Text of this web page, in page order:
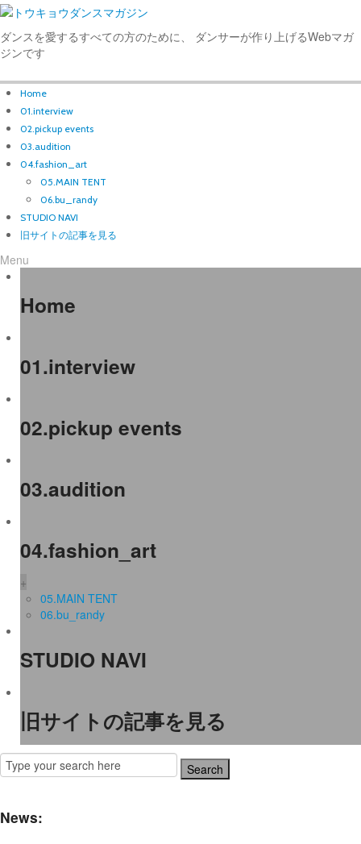
ダンスを愛するすべての方のために、 ダンサーが作り上げるWebマガ
ジンです
Home
01.interview
02.pickup events
03.audition
04.fashion_art
05.MAIN TENT
06.bu_randy
STUDIO NAVI
旧サイトの記事を見る
Menu
Home
01.interview
02.pickup events
03.audition
04.fashion_art
+
05.MAIN TENT
06.bu_randy
STUDIO NAVI
旧サイトの記事を見る
News: